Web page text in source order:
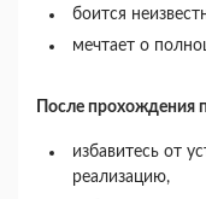
боится
мечтает о
После прохождения
избавитесь от
реализацию,